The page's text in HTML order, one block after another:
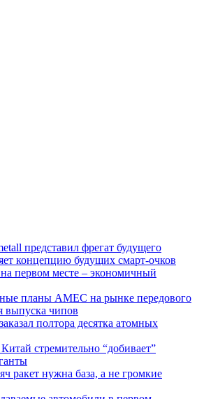
представил фрегат будущего
концепцию будущих смарт-очков
первом месте – экономичный
планы AMEC на рынке передового
выпуска чипов
полтора десятка атомных
стремительно “добивает”
ракет нужна база, а не громкие